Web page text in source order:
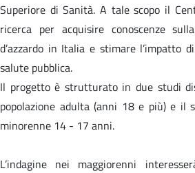
Superiore di Sanità. A tale scopo il
ricerca per acquisire conoscenze
d’azzardo in Italia e stimare l’impatto
salute pubblica.
Il progetto è strutturato in due studi
popolazione adulta (anni 18 e più) e il
minorenne 14 - 17 anni.
L’indagine nei maggiorenni